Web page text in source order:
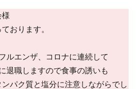
様
おります。
ルエンザ、コロナに連続して
退職しますので食事の誘いも
パク質と塩分に注意しながらでし